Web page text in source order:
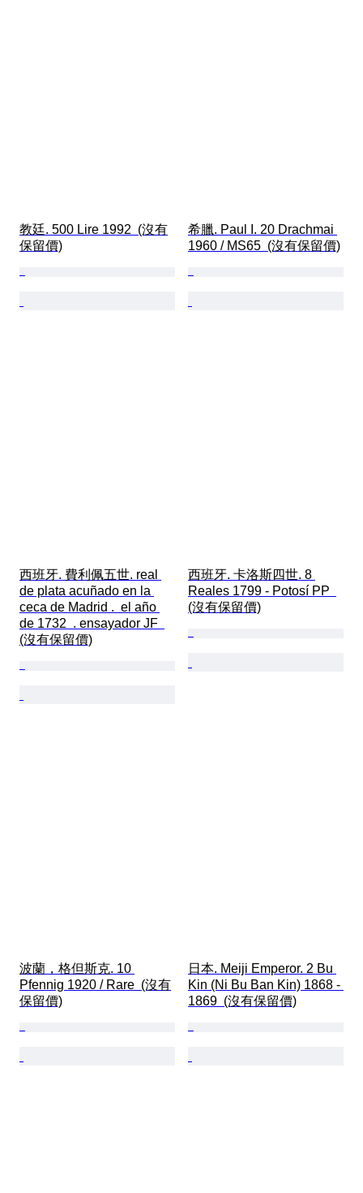
教廷. 500 Lire 1992  (沒有
保留價)
希臘. Paul I. 20 Drachmai
1960 / MS65  (沒有保留價)
西班牙. 費利佩五世. real
de plata acuñado en la
ceca de Madrid .  el año
de 1732  . ensayador JF
(沒有保留價)
西班牙. 卡洛斯四世. 8
Reales 1799 - Potosí PP
(沒有保留價)
波蘭，格但斯克. 10
Pfennig 1920 / Rare  (沒有
保留價)
日本. Meiji Emperor. 2 Bu
Kin (Ni Bu Ban Kin) 1868 -
1869  (沒有保留價)